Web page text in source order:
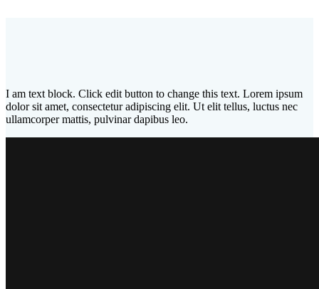
I am text block. Click edit button to change this text. Lorem ipsum
dolor sit amet, consectetur adipiscing elit. Ut elit tellus, luctus nec
ullamcorper mattis, pulvinar dapibus leo.